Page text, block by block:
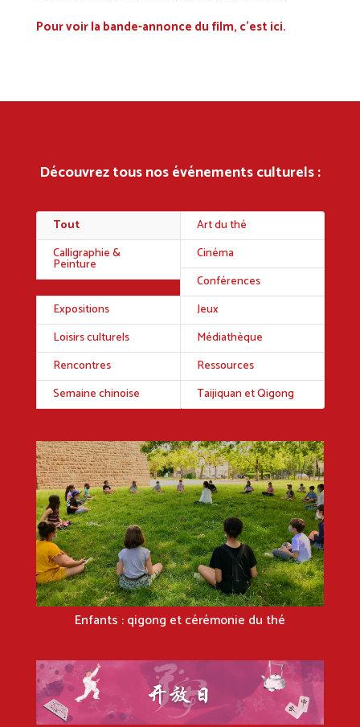
Pour voir la bande-annonce du film, c’est ici.
Découvrez tous nos événements culturels :
Tout
Art du thé
Calligraphie &
Peinture
Cinéma
Conférences
Expositions
Jeux
Loisirs culturels
Médiathèque
Rencontres
Ressources
Semaine chinoise
Taijiquan et Qigong
Enfants : qigong et cérémonie du thé